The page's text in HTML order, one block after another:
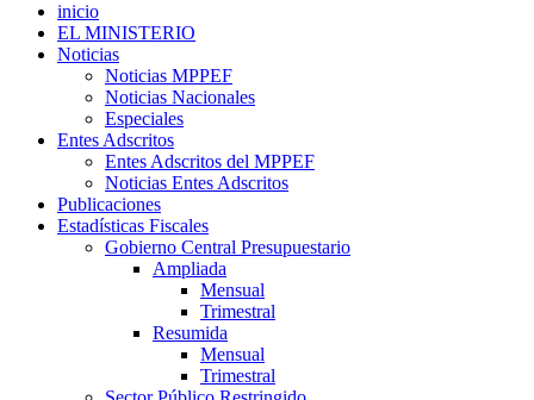
inicio
EL MINISTERIO
Noticias
Noticias MPPEF
Noticias Nacionales
Especiales
Entes Adscritos
Entes Adscritos del MPPEF
Noticias Entes Adscritos
Publicaciones
Estadísticas Fiscales
Gobierno Central Presupuestario
Ampliada
Mensual
Trimestral
Resumida
Mensual
Trimestral